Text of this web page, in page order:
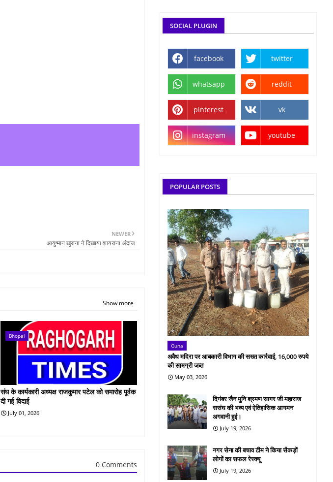
NEWER
आयुष्मान खुराना ने दिखाया शायराना अंदाज
Show more
Bhopal
संघ के कार्यकारी अध्यक्ष राजकुमार पटेल को समारोह पूर्वक
दी गई विदाई
July 01, 2026
0 Comments
SOCIAL PLUGIN
facebook twitter
whatsapp reddit
pinterest vk
instagram youtube
POPULAR POSTS
Guna
अवैध मदिरा पर आबकारी विभाग की सख्त कार्रवाई, 16,000 रुपये
की सामग्री जब्त
May 03, 2026
दिगंबर जैन मुनि श्रमण सागर जी महाराज
ससंघ की भव्य एवं ऐतिहासिक आगमन
अगवानी हुई।
July 19, 2026
नगर सेना की बचाव टीम ने किया सैकड़ों
लोगों का सफल रेस्क्यू
July 19, 2026